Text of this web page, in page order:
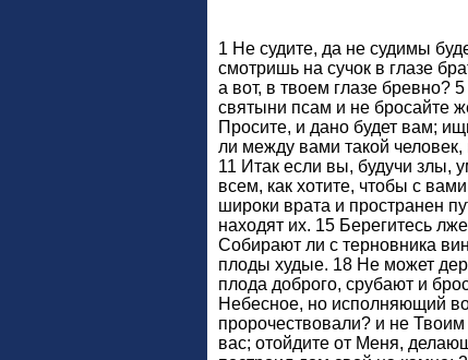
1 Не судите, да не судимы
смотришь на сучок в глазе
а вот, в твоем глазе бревно?
святыни псам и не бросайте
Просите, и дано будет вам;
ли между вами такой
11 Итак если вы, будучи злы,
всем, как хотите, чтобы с
широки врата и пространен
находят их. 15 Берегитесь
Собирают ли с терновника
плоды худые. 18 Не может
плода доброго, срубают и
Небесное, но исполняющий
пророчествовали? и не
вас; отойдите от Меня,